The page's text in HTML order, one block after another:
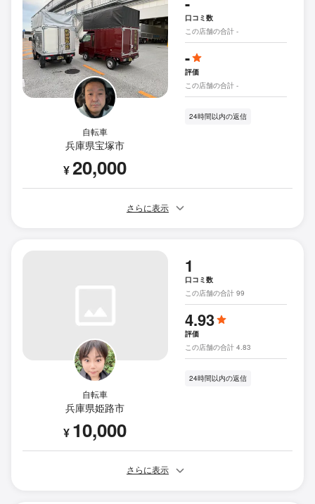
自転車
兵庫県宝塚市
¥20,000
口コミ数
この店舗の合計 -
-
評価
この店舗の合計 -
24時間以内の返信
さらに表示
自転車
兵庫県姫路市
¥ 10,000
1
口コミ数
この店舗の合計 99
4.93
評価
この店舗の合計 4.83
24時間以内の返信
さらに表示